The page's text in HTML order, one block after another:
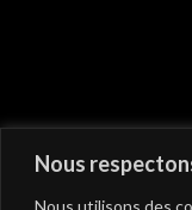
Nous
Nous utilisons des